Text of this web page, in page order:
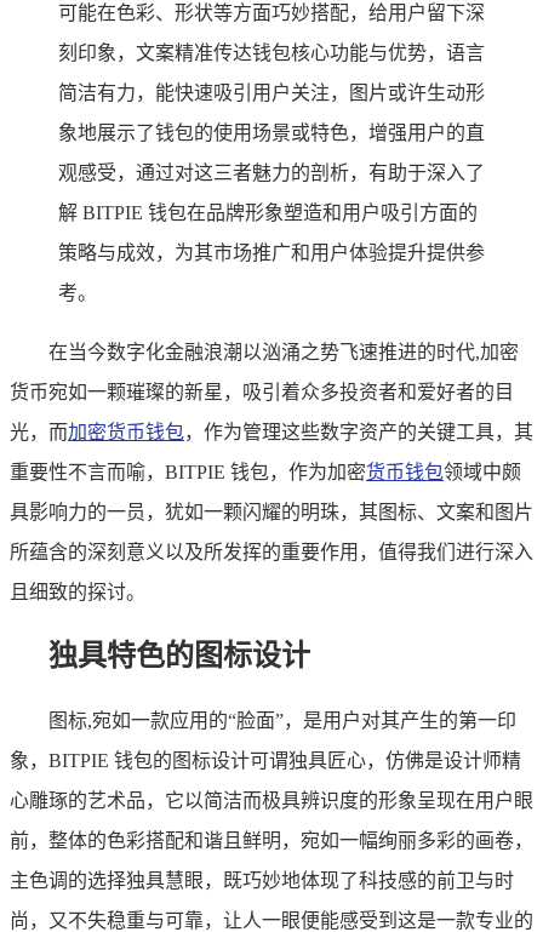
可能在色彩、形状等方面巧妙搭配，给用户留下深
刻印象，文案精准传达钱包核心功能与优势，语言
简洁有力，能快速吸引用户关注，图片或许生动形
象地展示了钱包的使用场景或特色，增强用户的直
观感受，通过对这三者魅力的剖析，有助于深入了
解 BITPIE 钱包在品牌形象塑造和用户吸引方面的
策略与成效，为其市场推广和用户体验提升提供参
考。
在当今数字化金融浪潮以汹涌之势飞速推进的时代,加密
货币宛如一颗璀璨的新星，吸引着众多投资者和爱好者的目
光，而加密货币钱包，作为管理这些数字资产的关键工具，其
重要性不言而喻，BITPIE 钱包，作为加密货币钱包领域中颇
具影响力的一员，犹如一颗闪耀的明珠，其图标、文案和图片
所蕴含的深刻意义以及所发挥的重要作用，值得我们进行深入
且细致的探讨。
独具特色的图标设计
图标,宛如一款应用的“脸面”，是用户对其产生的第一印
象，BITPIE 钱包的图标设计可谓独具匠心，仿佛是设计师精
心雕琢的艺术品，它以简洁而极具辨识度的形象呈现在用户眼
前，整体的色彩搭配和谐且鲜明，宛如一幅绚丽多彩的画卷，
主色调的选择独具慧眼，既巧妙地体现了科技感的前卫与时
尚，又不失稳重与可靠，让人一眼便能感受到这是一款专业的